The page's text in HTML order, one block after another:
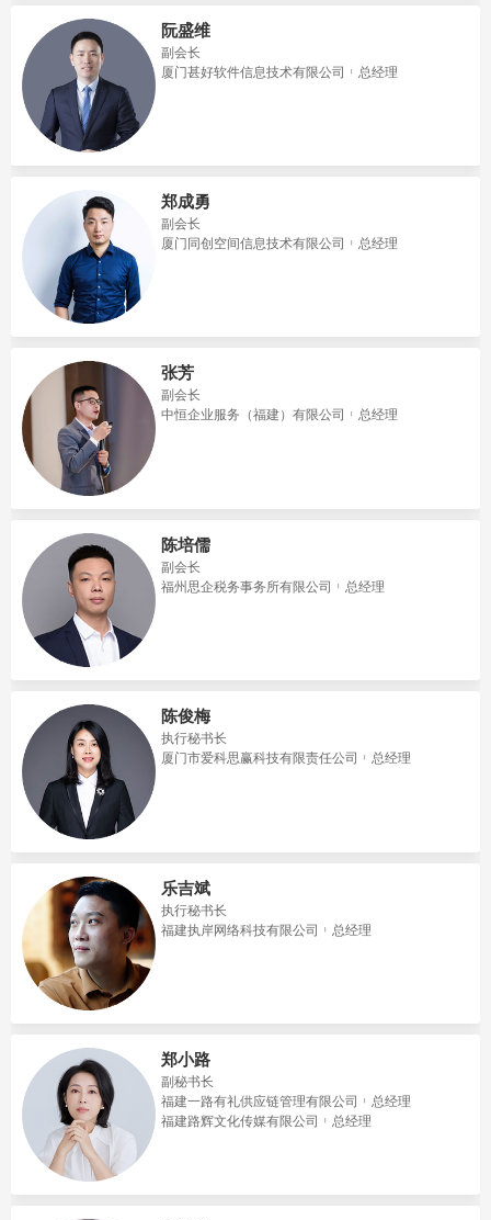
阮盛维
副会长
厦门甚好软件信息技术有限公司
总经理
郑成勇
副会长
​厦门同创空间信息技术有限公司
总经理
张芳
副会长
中恒企业服务（福建）有限公司
总经理
陈培儒
副会长
福州思企税务事务所有限公司
总经理
陈俊梅
执行秘书长
厦门市爱科思赢科技有限责任公司
总经理
乐吉斌
执行秘书长
福建执岸网络科技有限公司
总经理
郑小路
副秘书长
福建一路有礼供应链管理有限公司
总经理
福建路辉文化传媒有限公司
总经理